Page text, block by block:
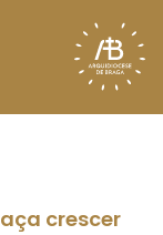
crescer